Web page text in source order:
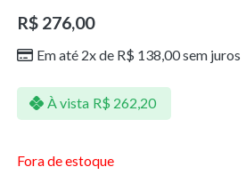
R$276,00
Em até 2x de R$ 138,00sem juros
À vista R$ 262,20
Fora de estoque